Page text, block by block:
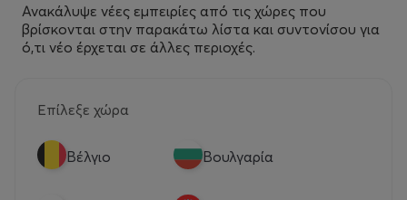
Ανακάλυψε νέες εμπειρίες από τις χώρες που
βρίσκονται στην παρακάτω λίστα και συντονίσου για
ό,τι νέο έρχεται σε άλλες περιοχές.
Επίλεξε χώρα
Βέλγιο Βουλγαρία